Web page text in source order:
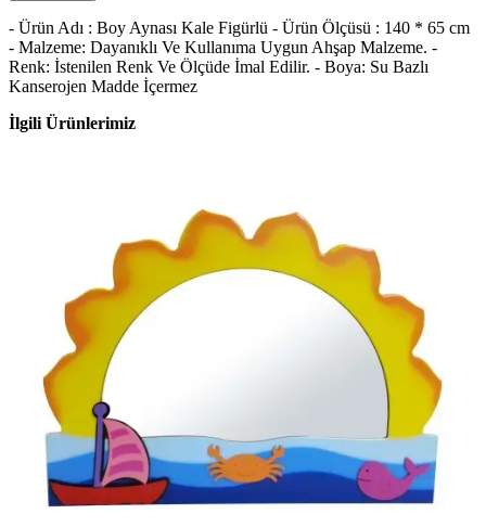
- Ürün Adı : Boy Aynası Kale Figürlü - Ürün Ölçüsü : 140 * 65 cm
- Malzeme: Dayanıklı Ve Kullanıma Uygun Ahşap Malzeme. -
Renk: İstenilen Renk Ve Ölçüde İmal Edilir. - Boya: Su Bazlı
Kanserojen Madde İçermez
İlgili Ürünlerimiz